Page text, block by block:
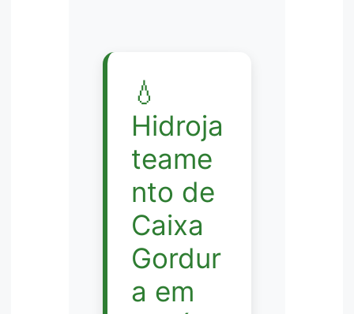
💧
Hidroja
teame
nto de
Caixa
Gordur
a em